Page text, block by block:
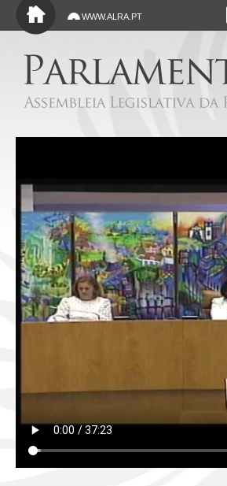
Saltar para o conteúdo principal
WWW.ALRA.PT